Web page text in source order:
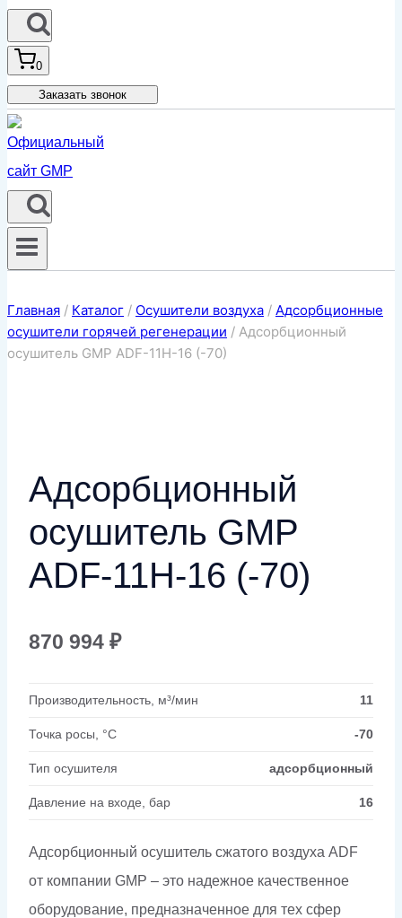
0
Заказать звонок
Главная / Каталог / Осушители воздуха / Адсорбционные
осушители горячей регенерации / Адсорбционный
осушитель GMP ADF-11H-16 (-70)
Адсорбционный
осушитель GMP
ADF-11H-16 (-70)
870 994 ₽
Производительность, м³/мин 11
Точка росы, °C -70
Тип осушителя адсорбционный
Давление на входе, бар 16
Адсорбционный осушитель сжатого воздуха ADF
от компании GMP – это надежное качественное
оборудование, предназначенное для тех сфер